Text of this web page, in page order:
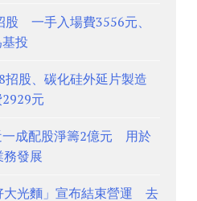
股 一手入場費3556元、
投
招股、碳化硅外延片製造
元
一成配股淨籌2億元 用於
發展
大光麵」宣布結束營運 去